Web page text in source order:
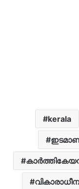
kerala